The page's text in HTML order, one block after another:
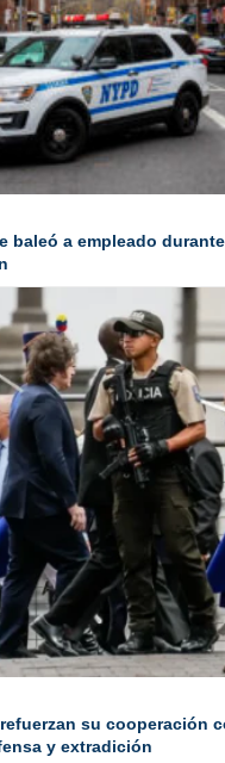
baleó a empleado
su cooperación
y extradición